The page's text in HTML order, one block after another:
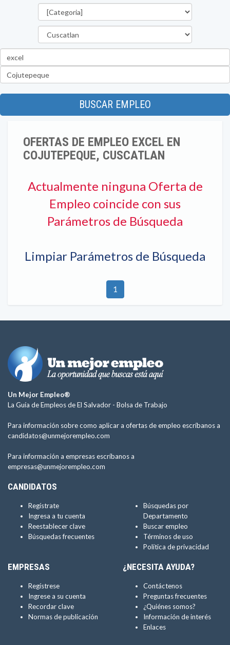
BUSCAR EMPLEO
OFERTAS DE EMPLEO EXCEL EN
COJUTEPEQUE, CUSCATLAN
Actualmente ninguna Oferta de
Empleo coincide con sus
Parámetros de Búsqueda
Limpiar Parámetros de Búsqueda
1
Un Mejor Empleo®
La Guía de Empleos de El Salvador - Bolsa de Trabajo
Para información sobre como aplicar a ofertas de empleo escríbanos a
candidatos@unmejorempleo.com
Para información a empresas escríbanos a
empresas@unmejorempleo.com
CANDIDATOS
Regístrate
Ingresa a tu cuenta
Reestablecer clave
Búsquedas frecuentes
Búsquedas por
Departamento
Buscar empleo
Términos de uso
Política de privacidad
EMPRESAS
Regístrese
Ingrese a su cuenta
Recordar clave
Normas de publicación
¿NECESITA AYUDA?
Contáctenos
Preguntas frecuentes
¿Quiénes somos?
Información de interés
Enlaces